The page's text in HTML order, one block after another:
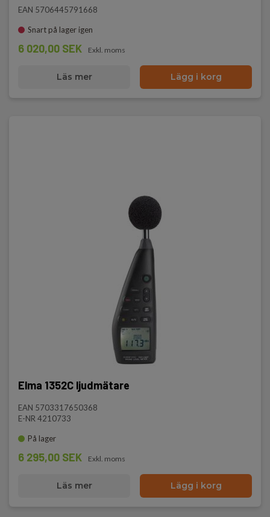
EAN 5706445791668
Snart på lager igen
6 020,00 SEK Exkl. moms
Läs mer Lägg i korg
Elma 1352C ljudmätare
EAN 5703317650368
E-NR 4210733
På lager
6 295,00 SEK Exkl. moms
Läs mer Lägg i korg